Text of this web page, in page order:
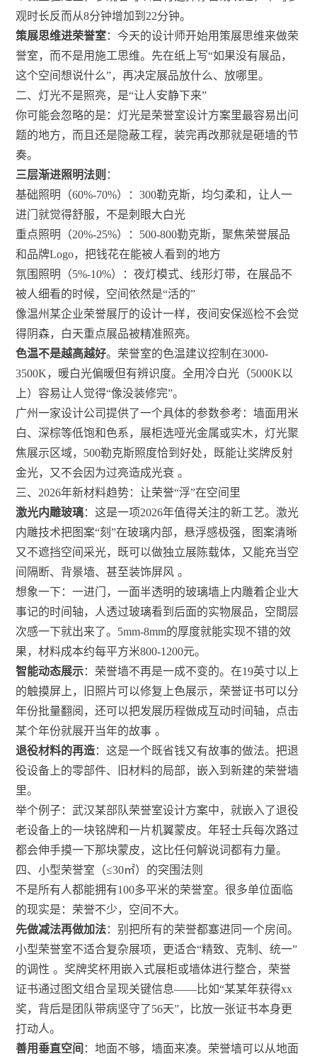
观时长反而从8分钟增加到22分钟。
策展思维进荣誉室：今天的设计师开始用策展思维来做荣
誉室，而不是用施工思维。先在纸上写“如果没有展品，
这个空间想说什么”，再决定展品放什么、放哪里。
二、灯光不是照亮，是“让人安静下来”
你可能会忽略的是：灯光是荣誉室设计方案里最容易出问
题的地方，而且还是隐蔽工程，装完再改那就是砸墙的节
奏。
三层渐进照明法则 ：
基础照明（60%-70%）：300勒克斯，均匀柔和，让人一
进门就觉得舒服，不是刺眼大白光
重点照明（20%-25%）：500-800勒克斯，聚焦荣誉展品
和品牌Logo，把钱花在能被人看到的地方
氛围照明（5%-10%）：夜灯模式、线形灯带，在展品不
被人细看的时候，空间依然是“活的”
像温州某企业荣誉展厅的设计一样，夜间安保巡检不会觉
得阴森，白天重点展品被精准照亮。
色温不是越高越好。荣誉室的色温建议控制在3000-
3500K，暖白光偏暖但有辨识度。全用冷白光（5000K以
上）容易让人觉得“像没装修完”。
广州一家设计公司提供了一个具体的参数参考：墙面用米
白、深棕等低饱和色系，展柜选哑光金属或实木，灯光聚
焦展示区域，500勒克斯照度恰到好处，既能让奖牌反射
金光，又不会因为过亮造成光衰 。
三、2026年新材料趋势：让荣誉“浮”在空间里
激光内雕玻璃：这是一项2026年值得关注的新工艺。激光
内雕技术把图案“刻”在玻璃内部，悬浮感极强，图案清晰
又不遮挡空间采光，既可以做独立展陈载体，又能充当空
间隔断、背景墙、甚至装饰屏风 。
想象一下：一进门，一面半透明的玻璃墙上内雕着企业大
事记的时间轴，人透过玻璃看到后面的实物展品，空間层
次感一下就出来了。5mm-8mm的厚度就能实现不错的效
果，材料成本约每平方米800-1200元。
智能动态展示：荣誉墙不再是一成不变的。在19英寸以上
的触摸屏上，旧照片可以修复上色展示，荣誉证书可以分
年份批量翻阅，还可以把发展历程做成互动时间轴，点击
某个年份就展开当年的故事 。
退役材料的再造：这是一个既省钱又有故事的做法。把退
役设备上的零部件、旧材料的局部，嵌入到新建的荣誉墙
里。
举个例子：武汉某部队荣誉室设计方案中，就嵌入了退役
老设备上的一块铭牌和一片机翼蒙皮。年轻士兵每次路过
都会伸手摸一下那块蒙皮，这比任何解说词都有力量。
四、小型荣誉室（≤30㎡）的突围法则
不是所有人都能拥有100多平米的荣誉室。很多单位面临
的现实是：荣誉不少，空间不大。
先做减法再做加法：别把所有的荣誉都塞进同一个房间。
小型荣誉室不适合复杂展项，更适合“精致、克制、统一”
的调性 。奖牌奖杯用嵌入式展柜或墙体进行整合，荣誉
证书通过图文组合呈现关键信息——比如“某某年获得xx
奖，背后是团队带病坚守了56天”，比放一张证书本身更
打动人。
善用垂直空间 ：地面不够，墙面来凑。荣誉墙可以从地面